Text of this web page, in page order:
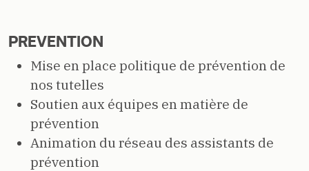
PREVENTION
Mise en place politique de prévention de
nos tutelles
Soutien aux équipes en matière de
prévention
Animation du réseau des assistants de
prévention